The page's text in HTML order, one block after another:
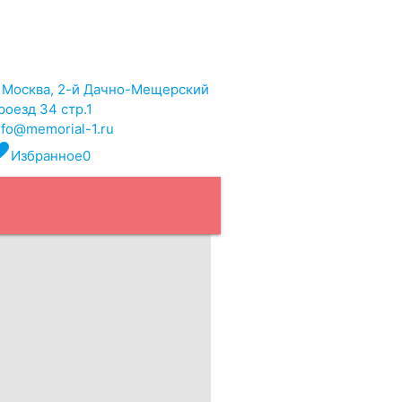
Москва, 2-й Дачно-Мещерский
34 стр.1
1.ru
Избранное0